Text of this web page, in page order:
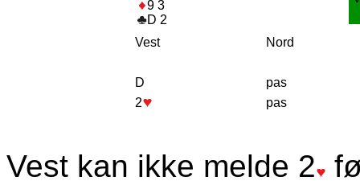
9 3
D 2
Vest Nord
D
pas
2
pas
Vest kan ikke melde 2